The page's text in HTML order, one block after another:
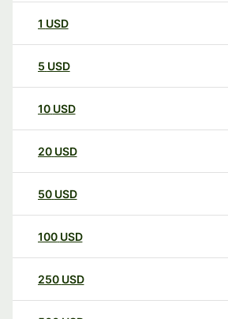
1 USD
5 USD
10 USD
20 USD
50 USD
100 USD
250 USD